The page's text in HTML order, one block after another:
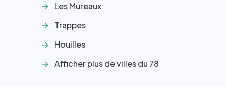
Les Mureaux
Trappes
Houilles
Afficher plus de villes du 78